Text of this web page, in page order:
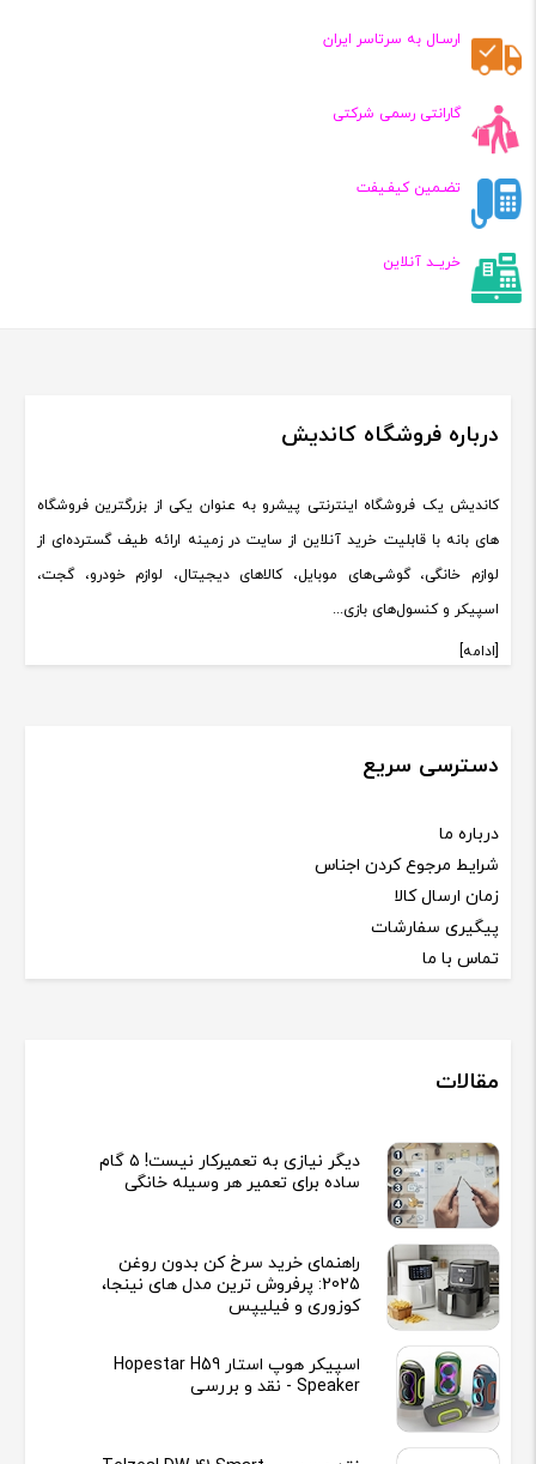
ارسـال به سرتاسر ایران
گارانتی رسمی شرکتی
تضـمین کیفـیفت
خریــد آنلاین
درباره فروشگاه کاندیش
کاندیش یک فروشگاه اینترنتی پیشرو به عنوان یکی از بزرگترین فروشگاه
های بانه با قابلیت خرید آنلاین از سایت در زمینه ارائه طیف گسترده‌ای از
لوازم خانگی، گوشی‌های موبایل، کالاهای دیجیتال، لوازم خودرو، گجت،
اسپیکر و کنسول‌های بازی...
[ادامه]
دسترسی سریع
درباره ما
شرایط مرجوع کردن اجناس
زمان ارسال کالا
پیگیری سفارشات
تماس با ما
مقالات
دیگر نیازی به تعمیرکار نیست! ۵ گام
ساده برای تعمیر هر وسیله خانگی
راهنمای خرید سرخ کن بدون روغن
2025: پرفروش ترین مدل های نینجا،
کوزوری و فیلیپس
اسپیکر هوپ استار Hopestar H59
Speaker - نقد و بررسی